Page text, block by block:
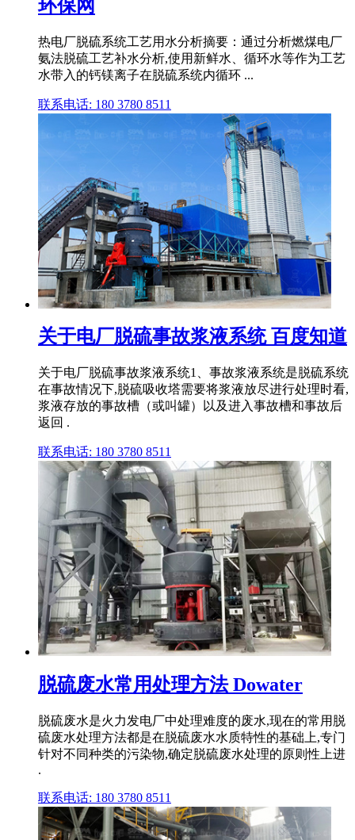
环保网
热电厂脱硫系统工艺用水分析摘要：通过分析燃煤电厂
氨法脱硫工艺补水分析,使用新鲜水、循环水等作为工艺
水带入的钙镁离子在脱硫系统内循环 ...
联系电话: 180 3780 8511
关于电厂脱硫事故浆液系统 百度知道
关于电厂脱硫事故浆液系统1、事故浆液系统是脱硫系统
在事故情况下,脱硫吸收塔需要将浆液放尽进行处理时看,
浆液存放的事故槽（或叫罐）以及进入事故槽和事故后
返回 .
联系电话: 180 3780 8511
脱硫废水常用处理方法 Dowater
脱硫废水是火力发电厂中处理难度的废水,现在的常用脱
硫废水处理方法都是在脱硫废水水质特性的基础上,专门
针对不同种类的污染物,确定脱硫废水处理的原则性上进
.
联系电话: 180 3780 8511